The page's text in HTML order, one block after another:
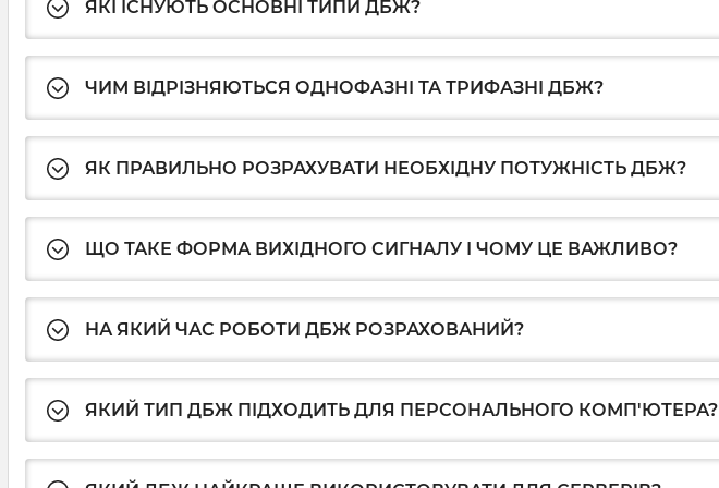
ЯКІ ІСНУЮТЬ ОСНОВНІ ТИПИ ДБЖ?
ЧИМ ВІДРІЗНЯЮТЬСЯ ОДНОФАЗНІ ТА ТРИФАЗНІ ДБЖ?
ЯК ПРАВИЛЬНО РОЗРАХУВАТИ НЕОБХІДНУ ПОТУЖНІСТЬ ДБЖ?
ЩО ТАКЕ ФОРМА ВИХІДНОГО СИГНАЛУ І ЧОМУ ЦЕ ВАЖЛИВО?
НА ЯКИЙ ЧАС РОБОТИ ДБЖ РОЗРАХОВАНИЙ?
ЯКИЙ ТИП ДБЖ ПІДХОДИТЬ ДЛЯ ПЕРСОНАЛЬНОГО КОМП'ЮТЕРА?